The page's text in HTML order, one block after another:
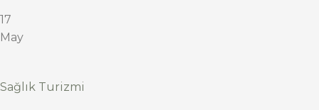
17
May
Sağlık Turizmi